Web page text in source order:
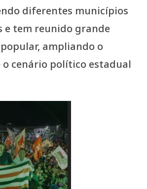
diferentes municípios
e tem reunido grande
ampliando o
o cenário político estadual